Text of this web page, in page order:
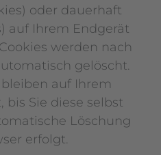
oder dauerhaft
auf Ihrem Endgerät
werden nach
gelöscht.
auf Ihrem
bis Sie diese selbst
Löschung
erfolgt.